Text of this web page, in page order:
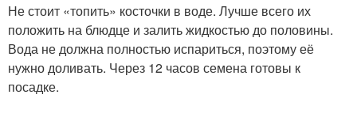
Не стоит «топить» косточки в воде. Лучше всего их
положить на блюдце и залить жидкостью до половины.
Вода не должна полностью испариться, поэтому её
нужно доливать. Через 12 часов семена готовы к
посадке.